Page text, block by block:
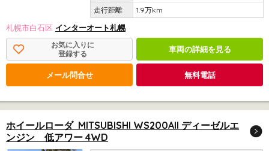
1.9万km
札幌市白石区 インターオート札幌
お気に入りに
登録する
車両の詳細を見る
メール問合せ 無料電話
ホイールローダ MITSUBISHI WS200AII ディーゼルエ
ンジン 低アワー 4WD